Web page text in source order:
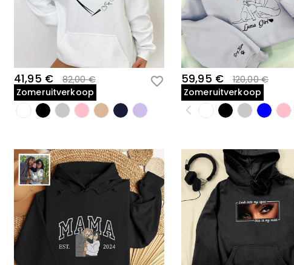
41,95 €
82,00 €
Zomeruitverkoop
59,95 €
120,00 €
Zomeruitverkoop